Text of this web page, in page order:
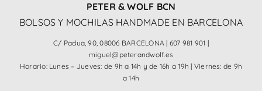
PETER & WOLF BCN
BOLSOS Y MOCHILAS HANDMADE EN BARCELONA
C/ Padua, 90, 08006 BARCELONA | 607 981 901 |
miguel@peterandwolf.es
Horario: Lunes – Jueves: de 9h a 14h y de 16h a 19h | Viernes: de 9h
a 14h